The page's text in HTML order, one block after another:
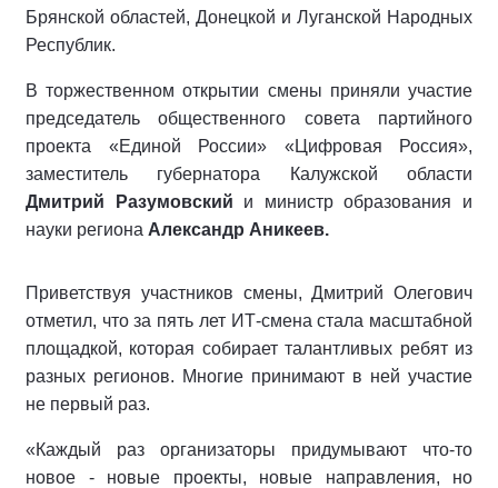
Брянской областей, Донецкой и Луганской Народных
Республик.
В торжественном открытии смены приняли участие
председатель общественного совета партийного
проекта «Единой России» «Цифровая Россия»,
заместитель губернатора Калужской области
Дмитрий Разумовский и министр образования и
науки региона Александр Аникеев.
Приветствуя участников смены, Дмитрий Олегович
отметил, что за пять лет ИТ-смена стала масштабной
площадкой, которая собирает талантливых ребят из
разных регионов. Многие принимают в ней участие
не первый раз.
«Каждый раз организаторы придумывают что-то
новое - новые проекты, новые направления, но